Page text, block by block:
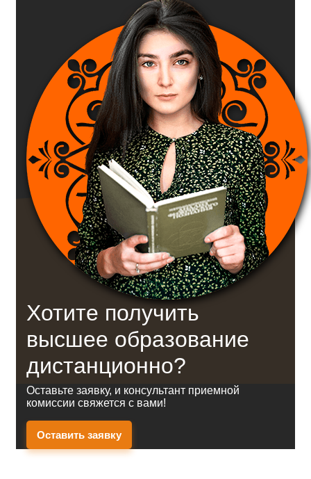
Хотите получить
высшее образование
дистанционно?
Оставьте заявку, и консультант приемной
комиссии свяжется с вами!
Оставить заявку